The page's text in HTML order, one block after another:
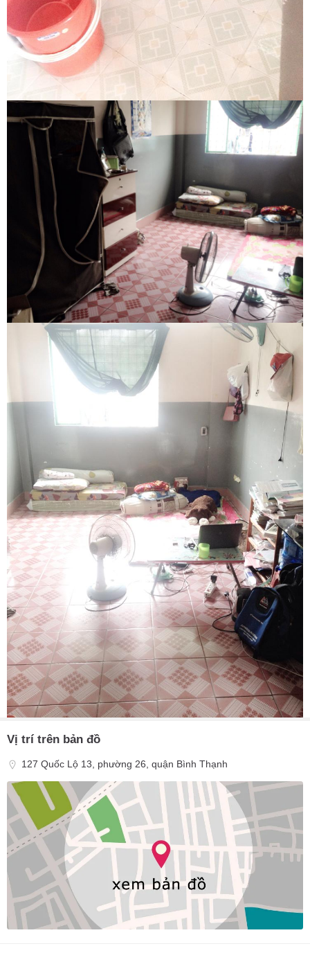
Vị trí trên bản đồ
127 Quốc Lộ 13, phường 26, quận Bình Thạnh